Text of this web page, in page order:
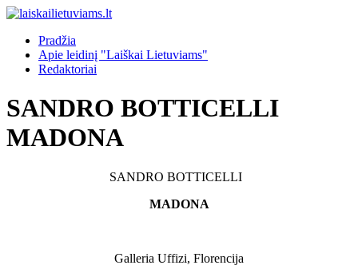
Pradžia
Apie leidinį "Laiškai Lietuviams"
Redaktoriai
SANDRO BOTTICELLI
MADONA
SANDRO BOTTICELLI
MADONA
Galleria Uffizi, Florencija